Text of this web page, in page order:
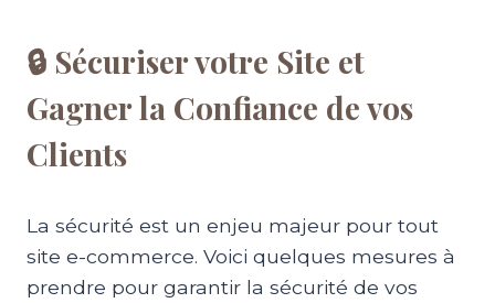
🔒 Sécuriser votre Site et
Gagner la Confiance de vos
Clients
La sécurité est un enjeu majeur pour tout
site e-commerce. Voici quelques mesures à
prendre pour garantir la sécurité de vos